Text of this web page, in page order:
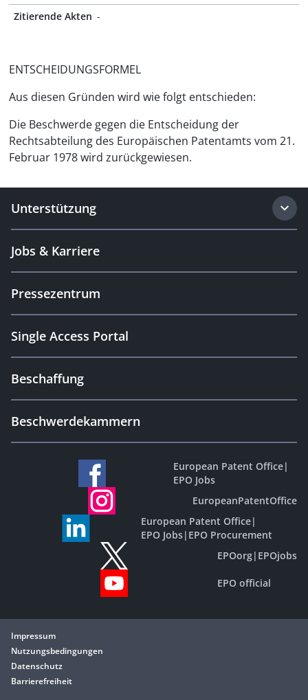
Zitierende Akten -
ENTSCHEIDUNGSFORMEL
Aus diesen Gründen wird wie folgt entschieden:
Die Beschwerde gegen die Entscheidung der
Rechtsabteilung des Europäischen Patentamts vom 21.
Februar 1978 wird zurückgewiesen.
Unterstützung
Jobs & Karriere
Pressezentrum
Single Access Portal
Beschaffung
Beschwerdekammern
European Patent Office|
EPO Jobs
EuropeanPatentOffice
European Patent Office|
EPO Jobs| EPO Procurement
EPOorg| EPOjobs
EPO official
Impressum
Nutzungsbedingungen
Datenschutz
Barrierefreiheit